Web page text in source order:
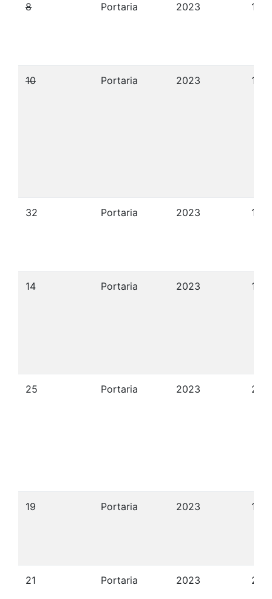
8 Portaria 2023 12/
10 Portaria 2023 12/
32 Portaria 2023 15/
14 Portaria 2023 13/
25 Portaria 2023 27/
19 Portaria 2023 18/
21 Portaria 2023 20/